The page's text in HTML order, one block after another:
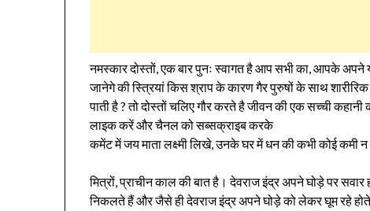
नमस्कार दोस्तों, एक बार पुनः स्वागत है आप सभी का, आपके
जानेगे की स्त्रियां किस श्राप के कारण गैर पुरुषों के साथ
पाती है ? तो दोस्तों चलिए गौर करते है जीवन की एक सच्ची
लाइक करें और चैनल को सब्सक्राइब करके
कमेंट में जय माता लक्ष्मी लिखे, उनके घर में धन की कभी कोई कमी
मित्रों, प्राचीन काल की बात है। देवराज इंद्र अपने घोड़े पर
निकलते हैं और जैसे ही देवराज इंद्र अपने घोड़े को लेकर घूम रहे